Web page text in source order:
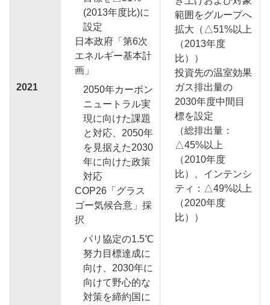
2021
(2013年度比)に
設定
日本政府「第6次
エネルギー基本計
画」
2050年カーボン
ニュートラル実
現に向けた課題
と対応、2050年
を見据えた2030
年に向けた政策
対応
COP26「グラス
ゴー気候合意」採
択
パリ協定の1.5℃
努力目標達成に
向け、2030年に
向けて野心的な
対策を締約国に
範囲をグループへ
拡大（△51%以上
（2013年度
比））
投資先の温室効果
ガス排出量の
2030年度中間目
標を設定
（総排出量：
△45%以上
（2010年度
比）、インテンシ
ティ：△49%以上
（2020年度
比））